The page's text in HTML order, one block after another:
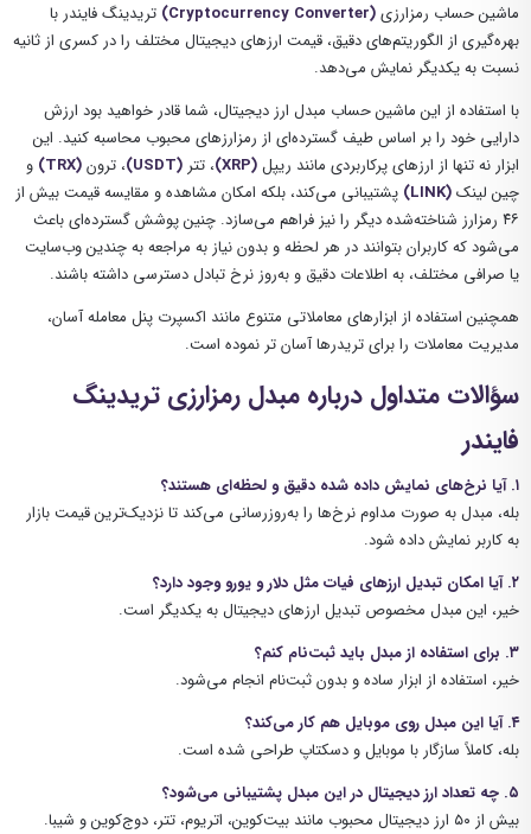
ماشین حساب رمزارزی(Cryptocurrency Converter)
تریدینگ فایندر با
بهره‌گیری از الگوریتم‌های دقیق، قیمت ارزهای دیجیتال مختلف را در کسری از ثانیه
نسبت به یکدیگر نمایش می‌دهد.
با استفاده از این ماشین حساب مبدل ارز دیجیتال، شما قادر خواهید بود ارزش
دارایی خود را بر اساس طیف گسترده‌ای از رمزارزهای محبوب محاسبه کنید. این
ابزار نه تنها از ارزهای پرکاربردی مانند ریپل(XRP) ، تتر (USDT) ، ترون(TRX)
و
چین‌ لینک(LINK)
پشتیبانی می‌کند، بلکه امکان مشاهده و مقایسه قیمت بیش از
۴۶ رمزارز شناخته‌شده دیگر را نیز فراهم می‌سازد. چنین پوشش گسترده‌ای باعث
می‌شود که کاربران بتوانند در هر لحظه و بدون نیاز به مراجعه به چندین وب‌سایت
یا صرافی مختلف، به اطلاعات دقیق و به‌روز نرخ تبادل دسترسی داشته باشند.
همچنین استفاده از ابزارهای معاملاتی متنوع مانند اکسپرت پنل معامله آسان،
مدیریت معاملات را برای تریدرها آسان تر نموده است.
سؤالات متداول درباره مبدل رمزارزی تریدینگ
فایندر
۱. آیا نرخ‌های نمایش داده شده دقیق و لحظه‌ای هستند؟
بله، مبدل به صورت مداوم نرخ‌ها را به‌روزرسانی می‌کند تا نزدیک‌ترین قیمت بازار
به کاربر نمایش داده شود.
۲. آیا امکان تبدیل ارزهای فیات مثل دلار و یورو وجود دارد؟
خیر، این مبدل مخصوص تبدیل ارزهای دیجیتال به یکدیگر است.
۳. برای استفاده از مبدل باید ثبت‌نام کنم؟
خیر، استفاده از ابزار ساده و بدون ثبت‌نام انجام می‌شود.
۴. آیا این مبدل روی موبایل هم کار می‌کند؟
بله، کاملاً سازگار با موبایل و دسکتاپ طراحی شده است.
۵. چه تعداد ارز دیجیتال در این مبدل پشتیبانی می‌شود؟
بیش از ۵۰ ارز دیجیتال محبوب مانند بیت‌کوین، اتریوم، تتر، دوج‌کوین و شیبا.